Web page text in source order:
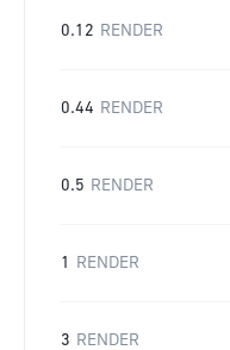
0.12 RENDER
0.44 RENDER
0.5 RENDER
1 RENDER
3 RENDER